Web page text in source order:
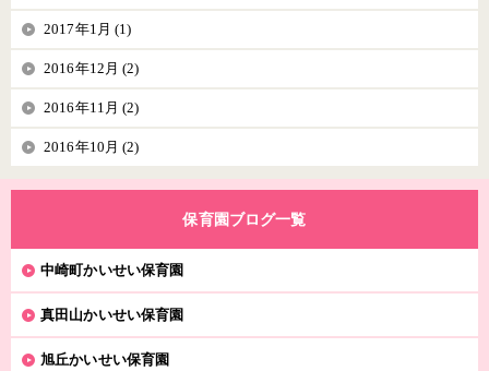
2017年1月 (1)
2016年12月 (2)
2016年11月 (2)
2016年10月 (2)
保育園ブログ一覧
中崎町かいせい保育園
真田山かいせい保育園
旭丘かいせい保育園